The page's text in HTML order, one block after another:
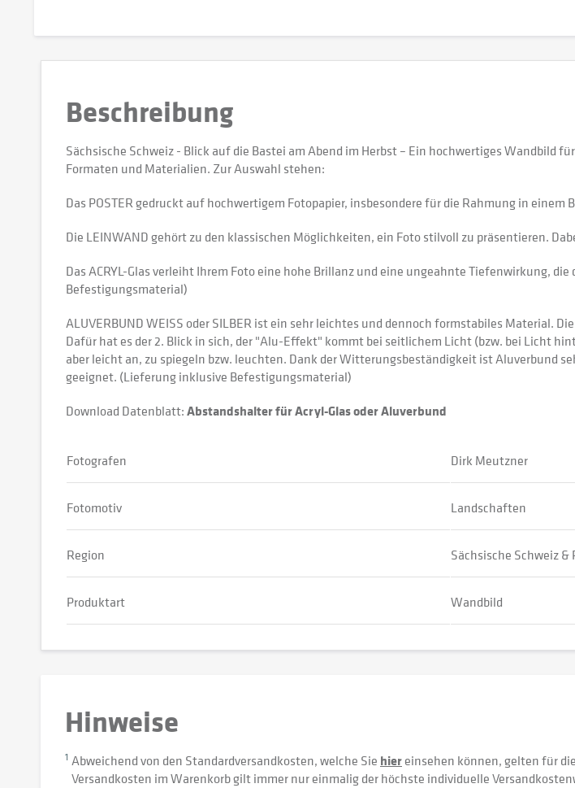
Beschreibung
Sächsische Schweiz - Blick auf die Bastei am Abend im Herbst – Ein hochwertiges Wandbild
Formaten und Materialien. Zur Auswahl stehen:
Das POSTER gedruckt auf hochwertigem Fotopapier, insbesondere für die Rahmung in einem
Die LEINWAND gehört zu den klassischen Möglichkeiten, ein Foto stilvoll zu präsentieren.
Das ACRYL-Glas verleiht Ihrem Foto eine hohe Brillanz und eine ungeahnte Tiefenwirkung,
Befestigungsmaterial)
ALUVERBUND WEISS oder SILBER ist ein sehr leichtes und dennoch formstabiles Material.
Dafür hat es der 2. Blick in sich, der "Alu-Effekt" kommt bei seitlichem Licht (bzw. bei Licht
aber leicht an, zu spiegeln bzw. leuchten. Dank der Witterungsbeständigkeit ist Aluverbund
geeignet. (Lieferung inklusive Befestigungsmaterial)
Download Datenblatt:Abstandshalter für Acryl-Glas oder Aluverbund
Fotografen Dirk Meutzner
Fotomotiv Landschaften
Region Sächsische Schweiz &
Produktart Wandbild
Hinweise
1 Abweichend von den Standardversandkosten, welche Sie hiereinsehen können, gelten für
Versandkosten im Warenkorb gilt immer nur einmalig der höchste individuelle